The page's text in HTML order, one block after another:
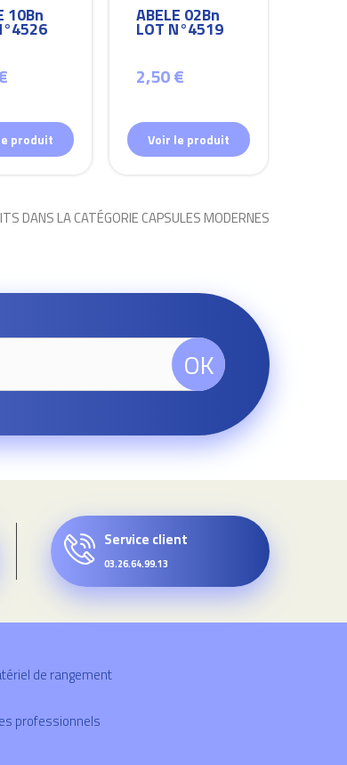
10Bn
produit
ABELE 02Bn
LOT N°4519
2,50 €
Voir le produit
DANS LA CATÉGORIE CAPSULES MODERNES
OK
Service client
03.26.64.99.13
de rangement
professionnels